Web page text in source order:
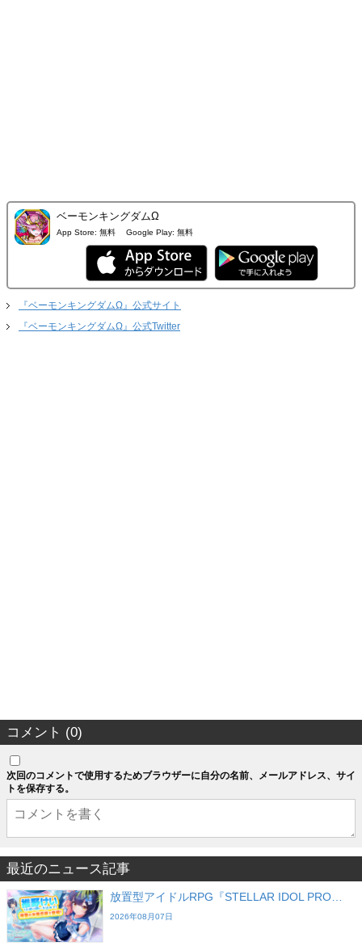
ベーモンキングダムΩ
App Store: 無料 Google Play: 無料
『ベーモンキングダムΩ』公式サイト
『ベーモンキングダムΩ』公式Twitter
コメント (0)
次回のコメントで使用するためブラウザーに自分の名前、メールアドレス、サイ
トを保存する。
最近のニュース記事
放置型アイドルRPG『STELLAR IDOL PRO…
2026年08月07日